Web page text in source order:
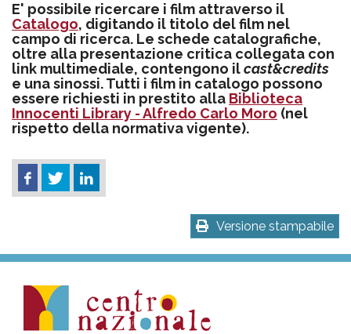
E' possibile ricercare i film attraverso il
Catalogo, digitando il titolo del film nel
campo di ricerca. Le schede catalografiche,
oltre alla presentazione critica collegata con
link multimediale, contengono ilcast&credits
e una sinossi. Tutti i film in catalogo possono
essere richiesti in prestito alla Biblioteca
Innocenti Library - Alfredo Carlo Moro (nel
rispetto della normativa vigente).
Versione stampabile